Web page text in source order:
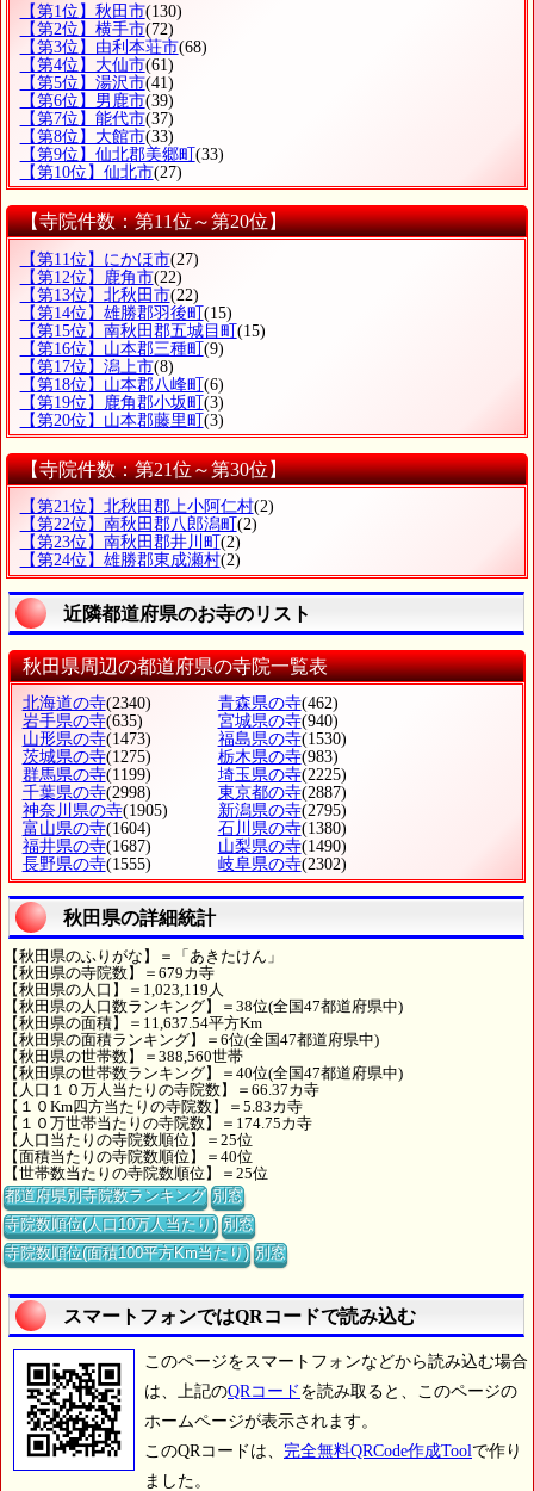
【第1位】秋田市(130)
【第2位】横手市(72)
【第3位】由利本荘市(68)
【第4位】大仙市(61)
【第5位】湯沢市(41)
【第6位】男鹿市(39)
【第7位】能代市(37)
【第8位】大館市(33)
【第9位】仙北郡美郷町 (33)
【第10位】仙北市(27)
【寺院件数：第11位～第20位】
【第11位】にかほ市(27)
【第12位】鹿角市(22)
【第13位】北秋田市(22)
【第14位】雄勝郡羽後町(15)
【第15位】南秋田郡五城目町(15)
【第16位】山本郡三種町(9)
【第17位】潟上市(8)
【第18位】山本郡八峰町(6)
【第19位】鹿角郡小坂町(3)
【第20位】山本郡藤里町(3)
【寺院件数：第21位～第30位】
【第21位】北秋田郡上小阿仁村(2)
【第22位】南秋田郡八郎潟町 (2)
【第23位】南秋田郡井川町 (2)
【第24位】雄勝郡東成瀬村(2)
近隣都道府県のお寺のリスト
秋田県周辺の都道府県の寺院一覧表
北海道の寺(2340) 青森県の寺(462)
岩手県の寺(635) 宮城県の寺(940)
山形県の寺(1473) 福島県の寺(1530)
茨城県の寺(1275) 栃木県の寺(983)
群馬県の寺(1199) 埼玉県の寺(2225)
千葉県の寺(2998) 東京都の寺(2887)
神奈川県の寺(1905) 新潟県の寺(2795)
富山県の寺(1604) 石川県の寺(1380)
福井県の寺(1687) 山梨県の寺(1490)
長野県の寺(1555) 岐阜県の寺(2302)
秋田県の詳細統計
【秋田県のふりがな】＝「あきたけん」
【秋田県の寺院数】＝679カ寺
【秋田県の人口】＝1,023,119人
【秋田県の人口数ランキング】＝38位(全国47都道府県中)
【秋田県の面積】＝11,637.54平方Km
【秋田県の面積ランキング】＝6位(全国47都道府県中)
【秋田県の世帯数】＝388,560世帯
【秋田県の世帯数ランキング】＝40位(全国47都道府県中)
【人口１０万人当たりの寺院数】＝66.37カ寺
【１０Km四方当たりの寺院数】＝5.83カ寺
【１０万世帯当たりの寺院数】＝174.75カ寺
【人口当たりの寺院数順位】＝25位
【面積当たりの寺院数順位】＝40位
【世帯数当たりの寺院数順位】＝25位
都道府県別寺院数ランキング 別窓
寺院数順位(人口10万人当たり) 別窓
寺院数順位(面積100平方Km当たり) 別窓
スマートフォンではQRコードで読み込む
このページをスマートフォンなどから読み込む場合
は、上記のQRコード を読み取ると、このページの
ホームページが表示されます。
このQRコードは、 完全無料QRCode作成Tool で作り
ました。